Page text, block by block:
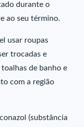
durante o
ao seu término.
usar roupas
trocadas e
de banho e
com a região
(substância